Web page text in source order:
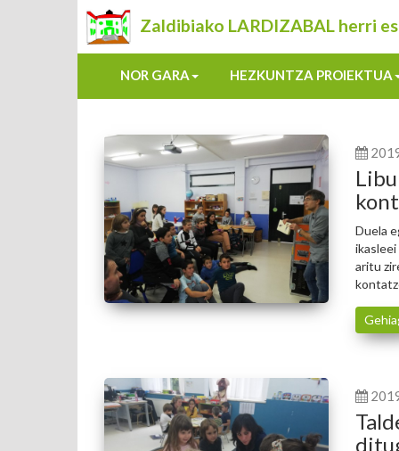
Zaldibiako LARDIZABAL herri
NOR GARA HEZKUNTZA PROIEKTUA
Duela
aritu